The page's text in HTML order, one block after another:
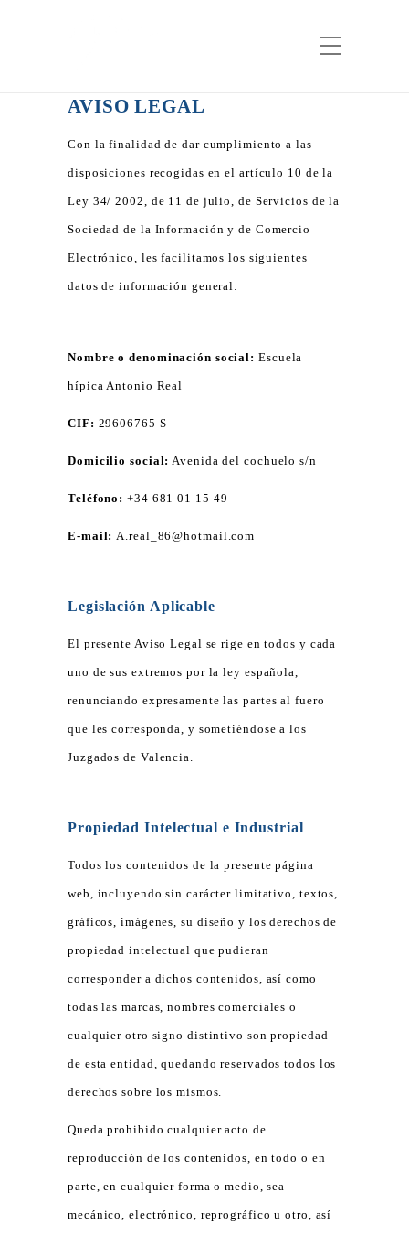
AVISO LEGAL
Con la finalidad de dar cumplimiento a las
disposiciones recogidas en el artículo 10 de la
Ley 34/ 2002, de 11 de julio, de Servicios de la
Sociedad de la Información y de Comercio
Electrónico, les facilitamos los siguientes
datos de información general:
Nombre o denominación social: Escuela
hípica Antonio Real
CIF: 29606765 S
Domicilio social: Avenida del cochuelo s/n
Teléfono: +34 681 01 15 49
E-mail:A.real_86@hotmail.com
Legislación Aplicable
El presente Aviso Legal se rige en todos y cada
uno de sus extremos por la ley española,
renunciando expresamente las partes al fuero
que les corresponda, y sometiéndose a los
Juzgados de Valencia.
Propiedad Intelectual e Industrial
Todos los contenidos de la presente página
web, incluyendo sin carácter limitativo, textos,
gráficos, imágenes, su diseño y los derechos de
propiedad intelectual que pudieran
corresponder a dichos contenidos, así como
todas las marcas, nombres comerciales o
cualquier otro signo distintivo son propiedad
de esta entidad, quedando reservados todos los
derechos sobre los mismos.
Queda prohibido cualquier acto de
reproducción de los contenidos, en todo o en
parte, en cualquier forma o medio, sea
mecánico, electrónico, reprográfico u otro, así